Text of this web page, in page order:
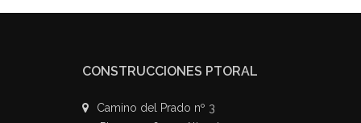
CONSTRUCCIONES PTORAL
Camino del Prado nº 3